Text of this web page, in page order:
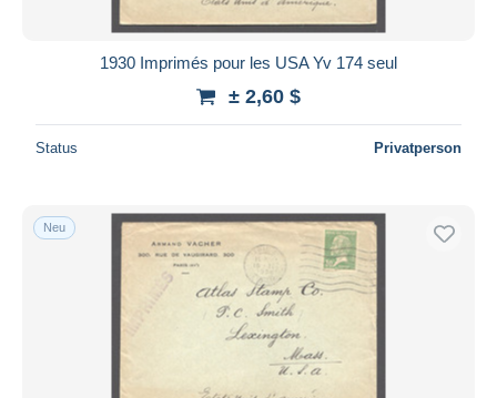
1930 Imprimés pour les USA Yv 174 seul
± 2,60 $
Status Privatperson
Neu